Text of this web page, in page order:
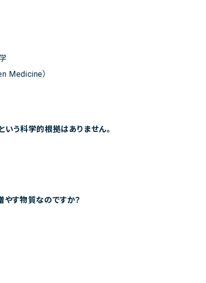
Medicine）
いう科学的根拠はありません。
やす物質なのですか？